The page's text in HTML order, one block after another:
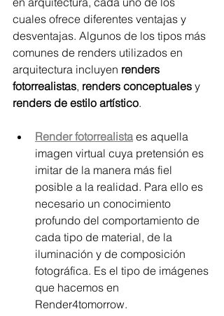
cuales ofrece diferentes ventajas y
desventajas. Algunos de los tipos más
comunes de renders utilizados en
arquitectura incluyen renders
fotorrealistas, renders conceptuales y
renders de estilo artístico.
Render fotorrealista es aquella
imagen virtual cuya pretensión es
imitar de la manera más fiel
posible a la realidad. Para ello es
necesario un conocimiento
profundo del comportamiento de
cada tipo de material, de la
iluminación y de composición
fotográfica. Es el tipo de imágenes
que hacemos en
Render4tomorrow.